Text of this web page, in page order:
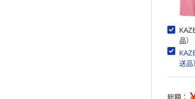
品）
送品）
総額：